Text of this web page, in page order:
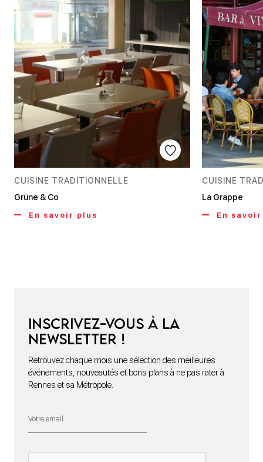
CUISINE TRADITIONNELLE
Grüne & Co
En savoir plus
CUISINE
La Grappe
En
Inscrivez-vous à la
newsletter !
Retrouvez chaque mois une sélection des meilleures
événements, nouveautés et bons plans à ne pas rater à
Rennes et sa Métropole.